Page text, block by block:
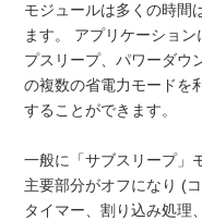
モジュールは多くの時間
ます。 アプリケーショ
プスリープ、パワーダウ
の複数の省電力モードを
することができます。
一般に「サブスリープ」
主要部分がオフになり (
タイマー、割り込み処理